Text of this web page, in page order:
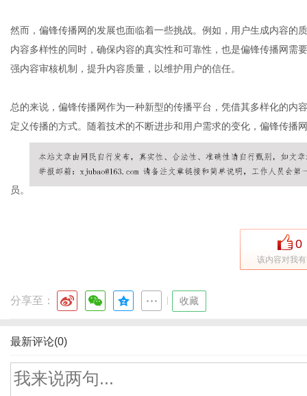
然而，偏锋传播网的发展也面临着一些挑战。例如，用户生成内容的
内容多样性的同时，确保内容的真实性和可靠性，也是偏锋传播网需
强内容审核机制，提升内容质量，以维护用户的信任。
总的来说，偏锋传播网作为一种新型的传播平台，凭借其多样化的内
定义传播的方式。随着技术的不断进步和用户需求的变化，偏锋传播
员。
0
该内容对我
分享至： 收藏
最新评论(0)